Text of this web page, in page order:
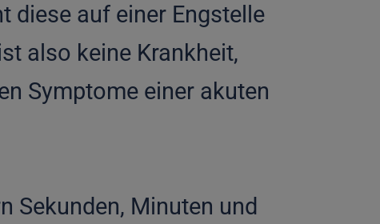
diese auf einer Engstelle
also keine Krankheit,
Symptome einer akuten
Sekunden, Minuten und